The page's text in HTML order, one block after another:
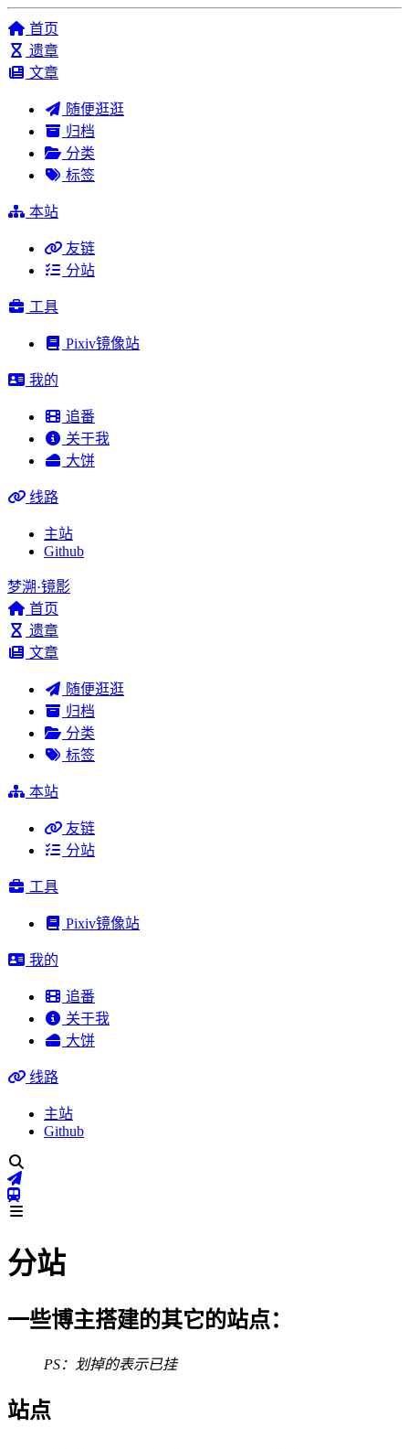
首页
遗章
文章
随便逛逛
归档
分类
标签
本站
友链
分站
工具
Pixiv镜像站
我的
追番
关于我
大饼
线路
主站
Github
梦溯·镜影
首页
遗章
文章
随便逛逛
归档
分类
标签
本站
友链
分站
工具
Pixiv镜像站
我的
追番
关于我
大饼
线路
主站
Github
分站
一些博主搭建的其它的站点：
PS：划掉的表示已挂
站点